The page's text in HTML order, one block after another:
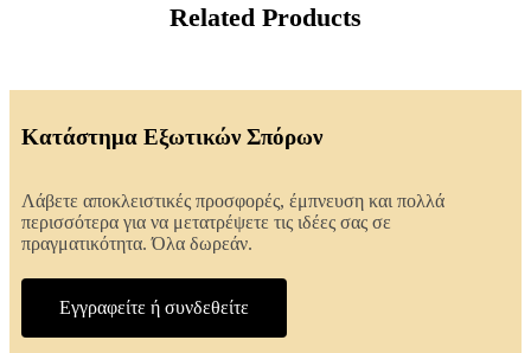
Related Products
Κατάστημα Εξωτικών Σπόρων
Λάβετε αποκλειστικές προσφορές, έμπνευση και πολλά
περισσότερα για να μετατρέψετε τις ιδέες σας σε
πραγματικότητα. Όλα δωρεάν.
Εγγραφείτε ή συνδεθείτε